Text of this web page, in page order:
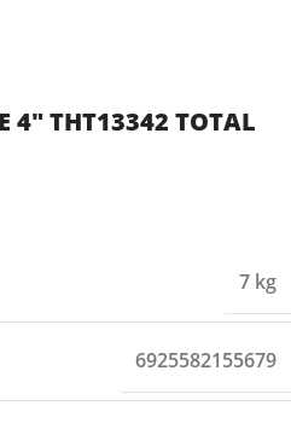
4″ THT13342 TOTAL
7 kg
6925582155679